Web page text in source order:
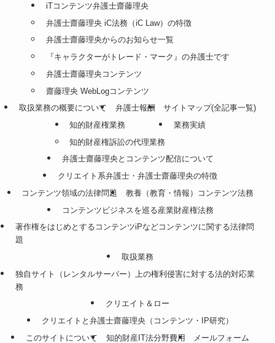
iTコンテンツ弁護士齋藤理央
弁護士齋藤理央 iC法務（iC Law）の特徴
弁護士齋藤理央からのお知らせ一覧
『キャラクターがトレード・マーク』の弁護士です
弁護士齋藤理央コンテンツ
齋藤理央 WebLogコンテンツ
取扱業務の概要について
弁護士報酬
サイトマップ(全記事一覧)
知的財産権業務
知的財産権訴訟の代理業務
業務実績
弁護士齋藤理央とコンテンツ配信について
クリエイト系弁護士・弁護士齋藤理央の特徴
コンテンツ領域の法律問題
教養（教育・情報）コンテンツ法務
コンテンツビジネスを巡る産業財産権法務
著作権をはじめとするコンテンツiPなどコンテンツに関する法律問
題
取扱業務
独自サイト（レンタルサーバー）上の権利侵害に対する法的対応業
務
クリエイト＆ロー
クリエイトと弁護士齋藤理央（コンテンツ・IP研究）
このサイトについて
知的財産IT法分野費用
メールフォーム